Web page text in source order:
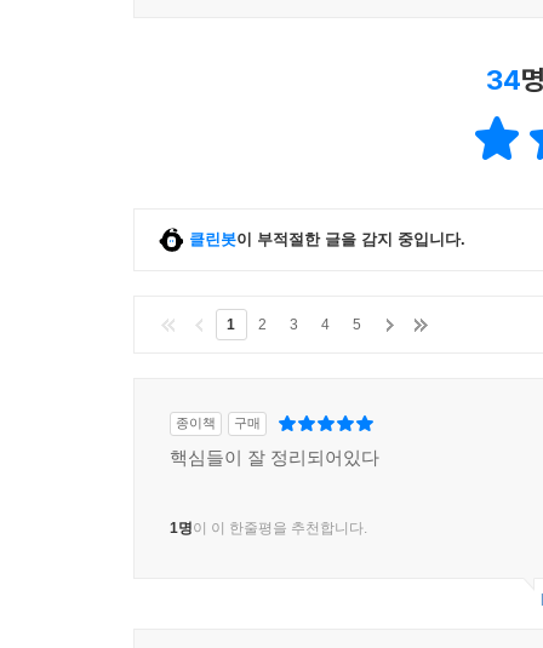
34
클린봇이 부적절한 글을 감지 중입니다.
1 2 3 4 5
종이책 구매
핵심들이 잘 정리되어있다
1명이 이 한줄평을 추천합니다.